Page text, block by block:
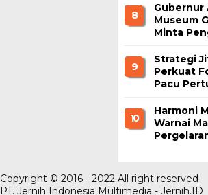
8
Gubernur
Museum
Minta
9
Strategi
Perkuat
Pacu
1 0
Harmoni
Warnai
Copyright © 2016 - 2022 All right reserved
PT. Jernih Indonesia Multimedia - Jernih.ID